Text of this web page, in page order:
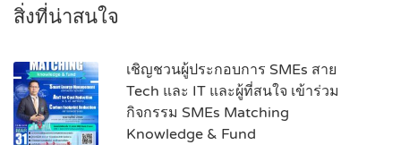
สิ่งที่น่าสนใจ
เชิญชวนผู้ประกอบการ SMEs สาย
Tech และ IT และผู้ที่สนใจ เข้าร่วม
กิจกรรม SMEs Matching
Knowledge & Fund